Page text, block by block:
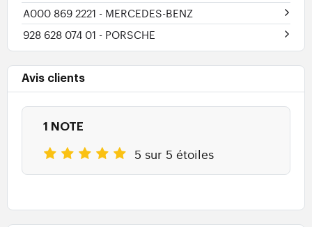
A000 869 2221 - MERCEDES-BENZ
928 628 074 01 - PORSCHE
Avis clients
1 NOTE
5 sur 5 étoiles